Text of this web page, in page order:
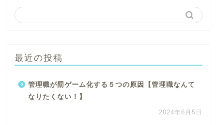
最近の投稿
管理職が罰ゲーム化する５つの原因【管理職なんて
なりたくない！】
2024年6月5日